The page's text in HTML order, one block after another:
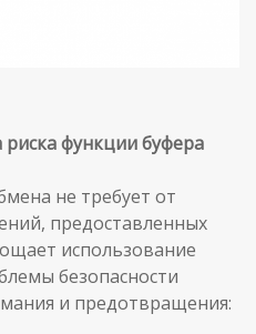
функции буфера
не требует от
предоставленных
использование
безопасности
и предотвращения: